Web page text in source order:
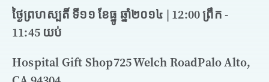
ថ្ងៃព្រហស្បតិ៍ ទី១១ ខែធ្នូ ឆ្នាំ​២០១៤ | 12:00 ព្រឹក -
11:45 យប់
Hospital Gift Shop725 Welch RoadPalo Alto,